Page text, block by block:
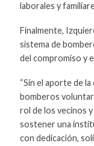
laborales y
Finalmente,
sistema de
del compromiso y
“Sin el aporte de
bomberos
rol de los vecinos
sostener una
con dedicación,